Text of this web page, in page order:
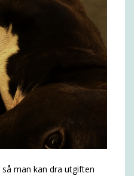
man kan dra utgiften